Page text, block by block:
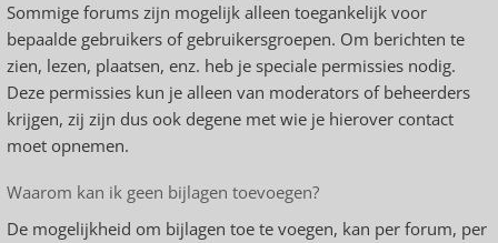
Sommige forums zijn mogelijk alleen toegankelijk voor
bepaalde gebruikers of gebruikersgroepen. Om berichten te
zien, lezen, plaatsen, enz. heb je speciale permissies nodig.
Deze permissies kun je alleen van moderators of beheerders
krijgen, zij zijn dus ook degene met wie je hierover contact
moet opnemen.
Waarom kan ik geen bijlagen toevoegen?
De mogelijkheid om bijlagen toe te voegen, kan per forum, per